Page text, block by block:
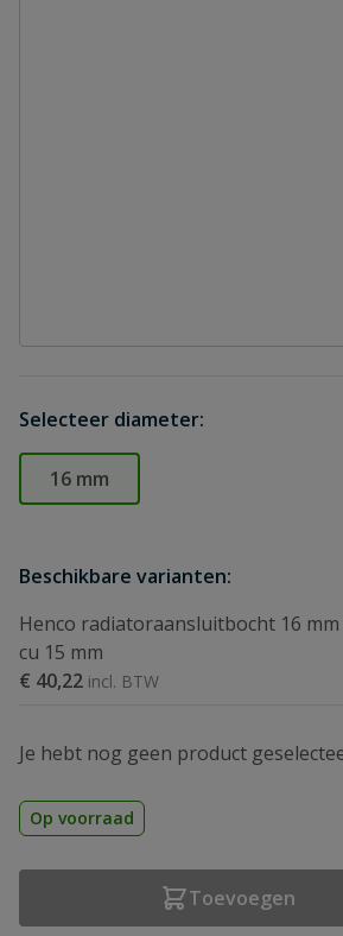
Selecteer diameter:
16 mm
Beschikbare varianten:
Henco radiatoraansluitbocht 16 mm
cu 15 mm
€ 40,22
Je hebt nog geen product
Op voorraad
Toevoegen